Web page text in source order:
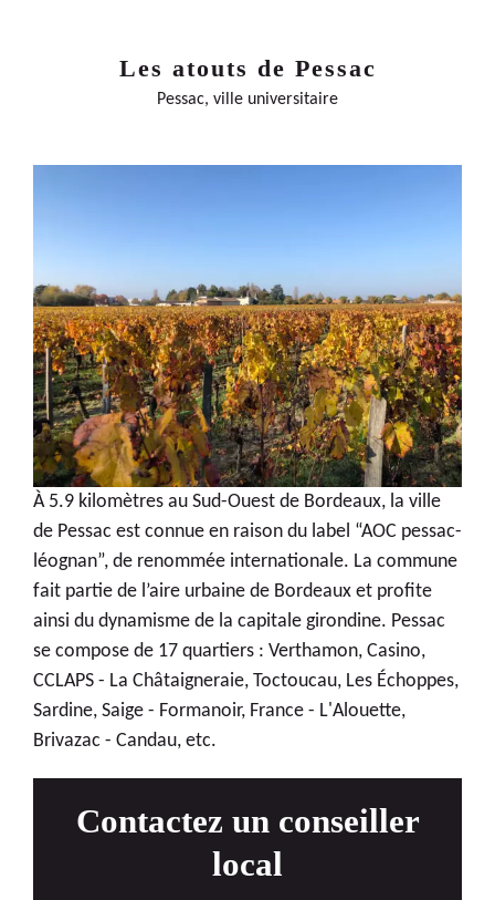
Les atouts de Pessac
Pessac, ville universitaire
À 5.9 kilomètres au Sud-Ouest de Bordeaux, la ville
de Pessac est connue en raison du label “AOC pessac-
léognan”, de renommée internationale. La commune
fait partie de l’aire urbaine de Bordeaux et profite
ainsi du dynamisme de la capitale girondine. Pessac
se compose de 17 quartiers : Verthamon, Casino,
CCLAPS - La Châtaigneraie, Toctoucau, Les Échoppes,
Sardine, Saige - Formanoir, France - L'Alouette,
Brivazac - Candau, etc.
Contactez un conseiller
local